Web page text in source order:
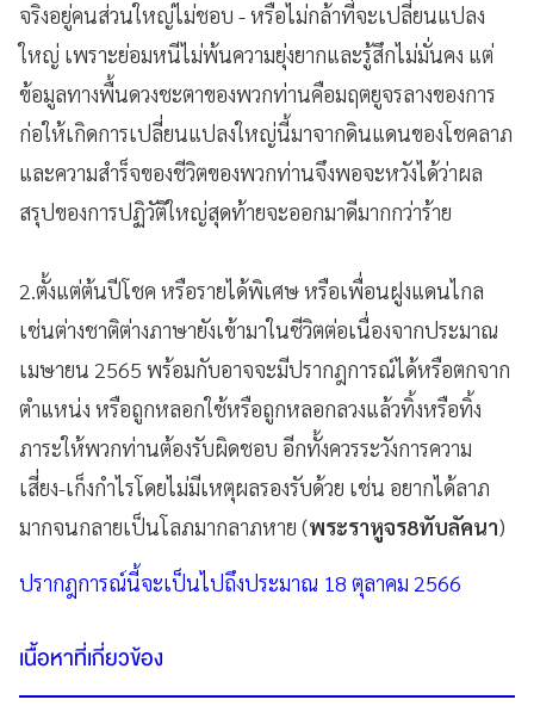
จริงอยู่คนส่วนใหญ่ไม่ชอบ - หรือไม่กล้าที่จะเปลี่ยนแปลง
ใหญ่ เพราะย่อมหนีไม่พ้นความยุ่งยากและรู้สึกไม่มั่นคง แต่
ข้อมูลทางพื้นดวงชะตาของพวกท่านคือมฤตยูจรลางของการ
ก่อให้เกิดการเปลี่ยนแปลงใหญ่นี้มาจากดินแดนของโชคลาภ
และความสำร็จของชีวิตของพวกท่านจึงพอจะหวังได้ว่าผล
สรุปของการปฏิวัติใหญ่สุดท้ายจะออกมาดีมากกว่าร้าย
2.ตั้งแต่ต้นปีโชค หรือรายได้พิเศษ หรือเพื่อนฝูงแดนไกล
เช่นต่างชาติต่างภาษายังเข้ามาในชีวิตต่อเนื่องจากประมาณ
เมษายน 2565 พร้อมกับอาจจะมีปรากฎการณ์ได้หรือตกจาก
ตำแหน่ง หรือถูกหลอกใช้หรือถูกหลอกลวงแล้วทิ้งหรือทิ้ง
ภาระให้พวกท่านต้องรับผิดชอบ อีกทั้งควรระวังการความ
เสี่ยง-เก็งกำไรโดยไม่มีเหตุผลรองรับด้วย เช่น อยากได้ลาภ
มากจนกลายเป็นโลภมากลาภหาย (พระราหูจร8ทับลัคนา)
ปรากฎการณ์นี้จะเป็นไปถึงประมาณ 18 ตุลาคม 2566
เนื้อหาที่เกี่ยวข้อง